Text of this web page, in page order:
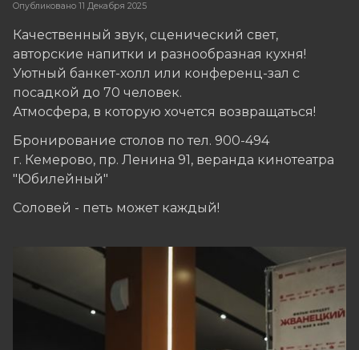
Опубликовано 11 Декабря 2025
Качественный звук, сценический свет,
авторские напитки и разнообразная кухня!
Уютный банкет-холл или конференц-зал с
посадкой до 70 человек.
Атмосфера, в которую хочется возвращаться!
Бронирование столов по тел. 900-494
г. Кемерово, пр. Ленина 91, веранда кинотеатра
"Юбилейный"
Соловей - петь может каждый!